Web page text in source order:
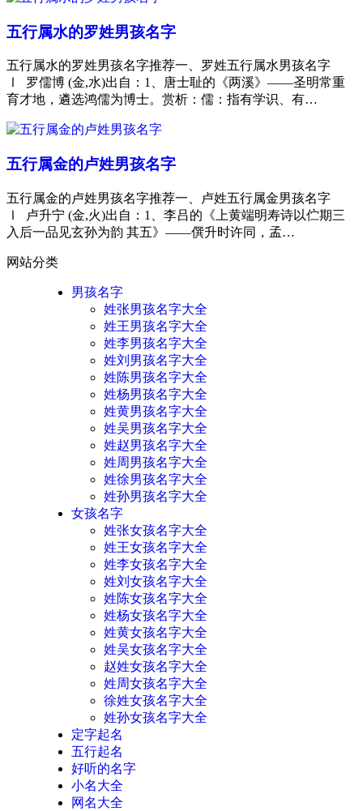
五行属水的罗姓男孩名字
五行属水的罗姓男孩名字推荐一、罗姓五行属水男孩名字
Ⅰ 罗儒博 (金,水)出自：1、唐士耻的《两溪》——圣明常重
育才地，遴选鸿儒为博士。赏析：儒：指有学识、有…
五行属金的卢姓男孩名字
五行属金的卢姓男孩名字推荐一、卢姓五行属金男孩名字
Ⅰ 卢升宁 (金,火)出自：1、李吕的《上黄端明寿诗以伫期三
入后一品见玄孙为韵 其五》——僎升时许同，孟…
网站分类
男孩名字
姓张男孩名字大全
姓王男孩名字大全
姓李男孩名字大全
姓刘男孩名字大全
姓陈男孩名字大全
姓杨男孩名字大全
姓黄男孩名字大全
姓吴男孩名字大全
姓赵男孩名字大全
姓周男孩名字大全
姓徐男孩名字大全
姓孙男孩名字大全
女孩名字
姓张女孩名字大全
姓王女孩名字大全
姓李女孩名字大全
姓刘女孩名字大全
姓陈女孩名字大全
姓杨女孩名字大全
姓黄女孩名字大全
姓吴女孩名字大全
赵姓女孩名字大全
姓周女孩名字大全
徐姓女孩名字大全
姓孙女孩名字大全
定字起名
五行起名
好听的名字
小名大全
网名大全